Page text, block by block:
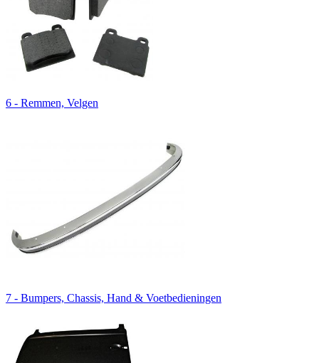
6 - Remmen, Velgen
7 - Bumpers, Chassis, Hand & Voetbedieningen